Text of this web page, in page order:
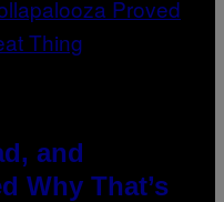
and
Why That’s